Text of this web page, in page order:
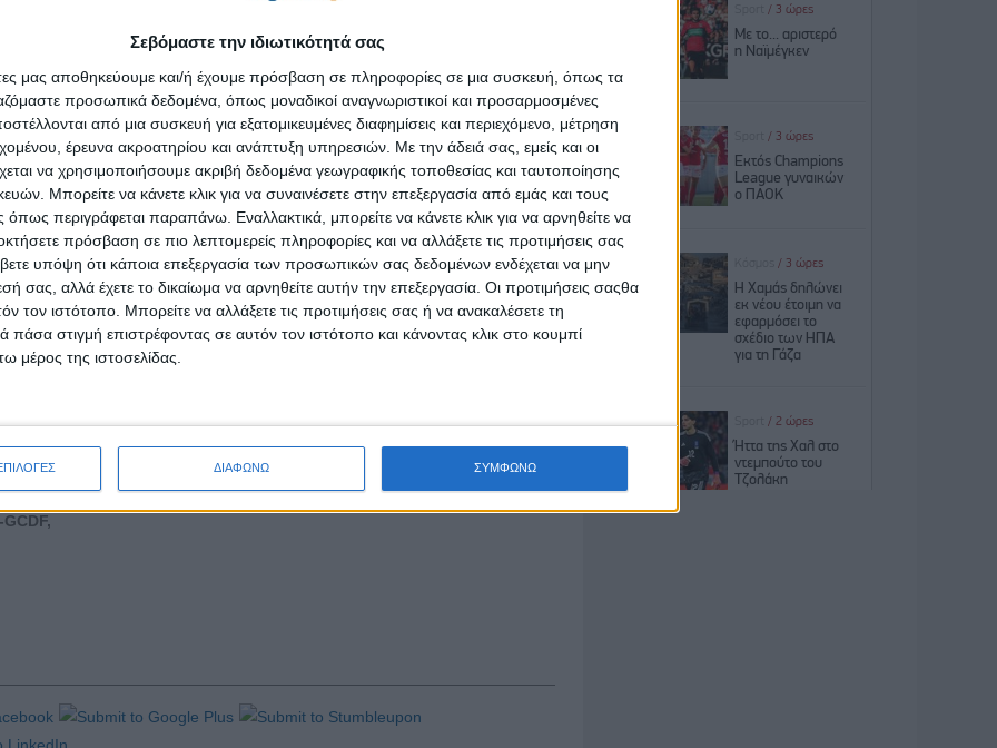
Σεβόμαστε την ιδιωτικότητά σας
μας αποθηκεύουμε και/ή έχουμε πρόσβαση σε πληροφορίες σε μια συσκευή, όπως τα
προσωπικά δεδομένα, όπως μοναδικοί αναγνωριστικοί και προσαρμοσμένες
από μια συσκευή για εξατομικευμένες διαφημίσεις και περιεχόμενο, μέτρηση
έρευνα ακροατηρίου και ανάπτυξη υπηρεσιών. Με την άδειά σας, εμείς και οι
να χρησιμοποιήσουμε ακριβή δεδομένα γεωγραφικής τοποθεσίας και ταυτοποίησης
Μπορείτε να κάνετε κλικ για να συναινέσετε στην επεξεργασία από εμάς και τους
περιγράφεται παραπάνω. Εναλλακτικά, μπορείτε να κάνετε κλικ για να αρνηθείτε να
πρόσβαση σε πιο λεπτομερείς πληροφορίες και να αλλάξετε τις προτιμήσεις σας
υπόψη ότι κάποια επεξεργασία των προσωπικών σας δεδομένων ενδέχεται να μην
σας, αλλά έχετε το δικαίωμα να αρνηθείτε αυτήν την επεξεργασία. Οι προτιμήσεις σαςθα
τον ιστότοπο. Μπορείτε να αλλάξετε τις προτιμήσεις σας ή να ανακαλέσετε τη
στιγμή επιστρέφοντας σε αυτόν τον ιστότοπο και κάνοντας κλικ στο κουμπί
μέρος της ιστοσελίδας.
ΔΙΑΦΩΝΩ ΣΥΜΦΩΝΩ
να χωρέσουν σε ένα τρίκυκλο ολόκληρη τη μετακόμισή σου. Που
δεν μπορείς να υποφέρεις και χρειάζεσαι κάποιο να τα πάρει για να
τους ηλικιωμένους σου, όταν εσύ ξεκουράζεσαι.
τρέχεις και χτυπήσεις σε περιθάλπουν, δίχως να πληρώνονται υπερωρίες,
εργαζόμενοι με μαύρο αντίτιμο.
λαμπάδα κάτω από τη μύτη σου μην τυχόν και δεν τους δεις. Αυτοί που μαζί
έχεις πάρει καστανόχωμα για τις γλάστρες σου.
τους παρατηρείς ποτέ στις διακοπές και στις αργίες σου. Δεν υπάρχουν,
ποτέ,γιατί είναι σε αυτή τη δουλειά και όχι σε κάποια άλλη.
μέρα, που θα γυρίσεις εσύ στη δική σου δουλειά.
δική τους επιβίωση, που δεν έχουν αργία και θρησκευτική γιορτή.